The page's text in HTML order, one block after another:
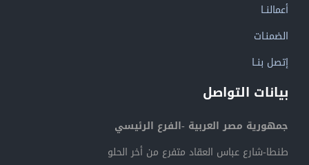
أعمالنــا
الضمنـات
إتصل بنــا
بيانات التواصل
جمهورية مصر العربية -الفرع الرئيسي
طنطا-شارع عباس العقاد متفرع من أخر الحلو